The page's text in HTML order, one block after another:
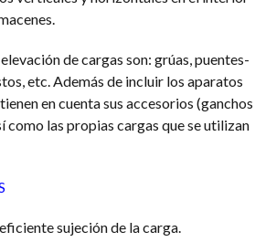
de cargas son: grúas, puentes-
etc. Además de incluir los aparatos
en cuenta sus accesorios (ganchos
como las propias cargas que se utilizan
sujeción de la carga.